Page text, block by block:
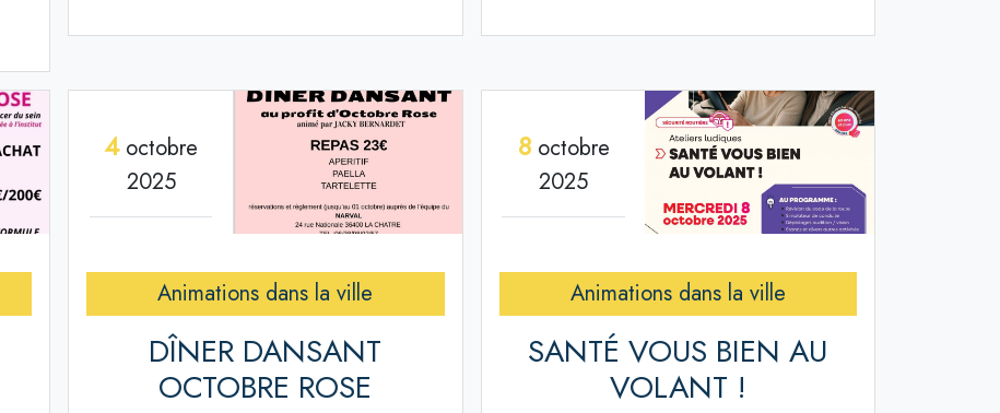
4octobre
2025
Animations dans la ville
DÎNER DANSANT
OCTOBRE ROSE
8octobre
2025
Animations dans la ville
SANTÉ VOUS BIEN AU
VOLANT !